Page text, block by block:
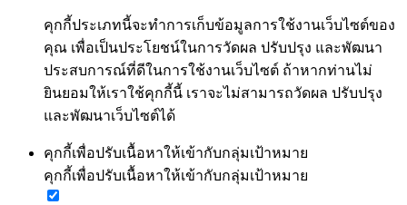
คุกกี้ประเภทนี้จะทำการเก็บข้อมูลการใช้งานเว็บไซต์ของ
คุณ เพื่อเป็นประโยชน์ในการวัดผล ปรับปรุง และพัฒนา
ประสบการณ์ที่ดีในการใช้งานเว็บไซต์ ถ้าหากท่านไม่
ยินยอมให้เราใช้คุกกี้นี้ เราจะไม่สามารถวัดผล ปรับปรุง
และพัฒนาเว็บไซต์ได้
คุกกี้เพื่อปรับเนื้อหาให้เข้ากับกลุ่มเป้าหมาย
คุกกี้เพื่อปรับเนื้อหาให้เข้ากับกลุ่มเป้าหมาย